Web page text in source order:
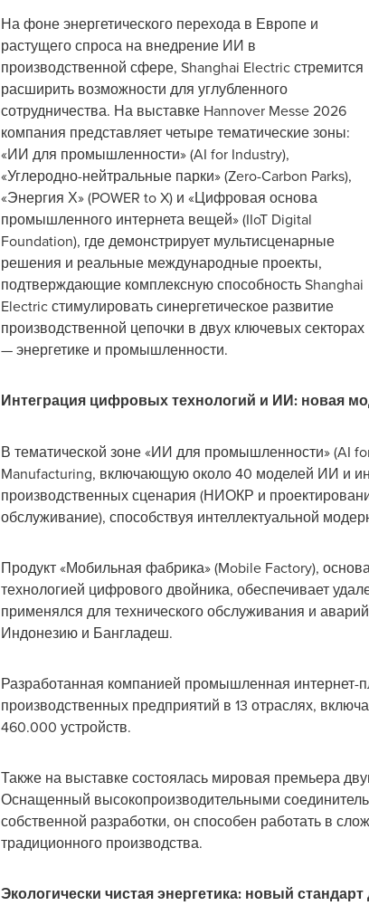
На фоне энергетического перехода в Европе и
растущего спроса на внедрение ИИ в
производственной сфере, Shanghai Electric стремится
расширить возможности для углубленного
сотрудничества. На выставке Hannover Messe 2026
компания представляет четыре тематические зоны:
«ИИ для промышленности» (AI for Industry),
«Углеродно-нейтральные парки» (Zero-Carbon Parks),
«Энергия Х» (POWER to X) и «Цифровая основа
промышленного интернета вещей» (IIoT Digital
Foundation), где демонстрирует мультисценарные
решения и реальные международные проекты,
подтверждающие комплексную способность Shanghai
Electric стимулировать синергетическое развитие
производственной цепочки в двух ключевых секторах
— энергетике и промышленности.
Интеграция цифровых технологий и ИИ: новая
В тематической зоне «ИИ для промышленности» (AI
Manufacturing, включающую около 40 моделей ИИ и
производственных сценария (НИОКР и
обслуживание), способствуя интеллектуальной
Продукт «Мобильная фабрика» (Mobile Factory),
технологией цифрового двойника, обеспечивает
применялся для технического обслуживания и
Индонезию и Бангладеш.
Разработанная компанией промышленная
производственных предприятий в 13 отраслях,
460.000 устройств.
Также на выставке состоялась мировая премьера
Оснащенный высокопроизводительными
собственной разработки, он способен работать в
традиционного производства.
Экологически чистая энергетика: новый